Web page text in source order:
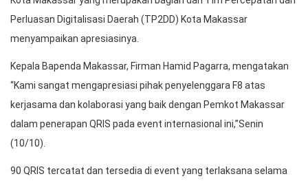
Perluasan Digitalisasi Daerah (TP2DD) Kota Makassar
menyampaikan apresiasinya.
Kepala Bapenda Makassar, Firman Hamid Pagarra, mengatakan
“Kami sangat mengapresiasi pihak penyelenggara F8 atas
kerjasama dan kolaborasi yang baik dengan Pemkot Makassar
dalam penerapan QRIS pada event internasional ini,”Senin
(10/10).
90 QRIS tercatat dan tersedia di event yang terlaksana selama